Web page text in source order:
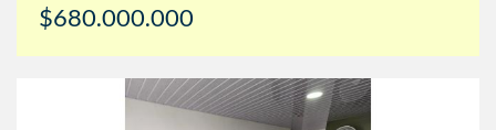
$680.000.000